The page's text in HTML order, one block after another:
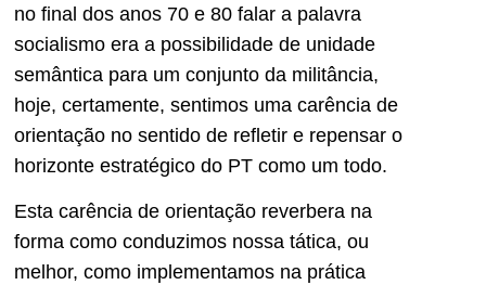
no final dos anos 70 e 80 falar a palavra
socialismo era a possibilidade de unidade
semântica para um conjunto da militância,
hoje, certamente, sentimos uma carência de
orientação no sentido de refletir e repensar o
horizonte estratégico do PT como um todo.
Esta carência de orientação reverbera na
forma como conduzimos nossa tática, ou
melhor, como implementamos na prática